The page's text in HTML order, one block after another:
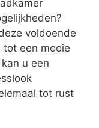
voldoende
tot een mooie
u een
tot rust